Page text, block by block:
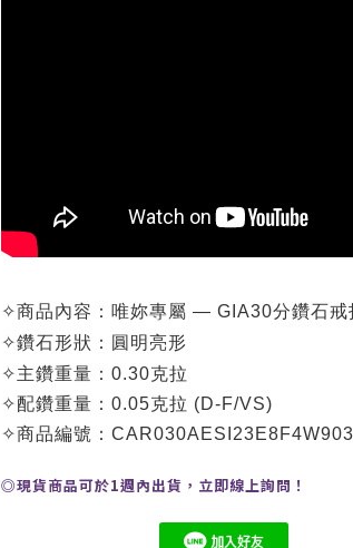
✧商品內容： 唯妳專屬 — GIA30分鑽石戒
✧鑽石形狀：圓明亮形
✧主鑽重量：0.30克拉
✧配鑽重量：0.05克拉 (D-F/VS)
✧商品編號：
◎現貨商品可於1週內出貨， 立即線上詢問 ！